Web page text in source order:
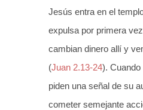
Jesús entra en el
expulsa por primera
cambian dinero allí y
(Juan 2.13-24). Cuando
piden una señal de su
cometer semejante